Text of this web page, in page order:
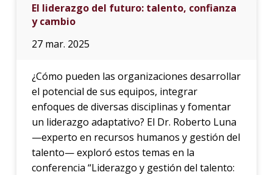
El liderazgo del futuro: talento, confianza
y cambio
27 mar. 2025
¿Cómo pueden las organizaciones desarrollar
el potencial de sus equipos, integrar
enfoques de diversas disciplinas y fomentar
un liderazgo adaptativo? El Dr. Roberto Luna
—experto en recursos humanos y gestión del
talento— exploró estos temas en la
conferencia “Liderazgo y gestión del talento: